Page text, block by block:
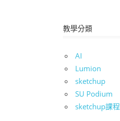
教學分類
AI
Lumion
sketchup
SU Podium
sketchup課程